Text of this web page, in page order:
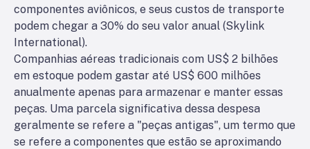
componentes aviônicos, e seus custos de transporte
podem chegar a 30% do seu valor anual (Skylink
International).
Companhias aéreas tradicionais com US$ 2 bilhões
em estoque podem gastar até US$ 600 milhões
anualmente apenas para armazenar e manter essas
peças. Uma parcela significativa dessa despesa
geralmente se refere a "peças antigas", um termo que
se refere a componentes que estão se aproximando